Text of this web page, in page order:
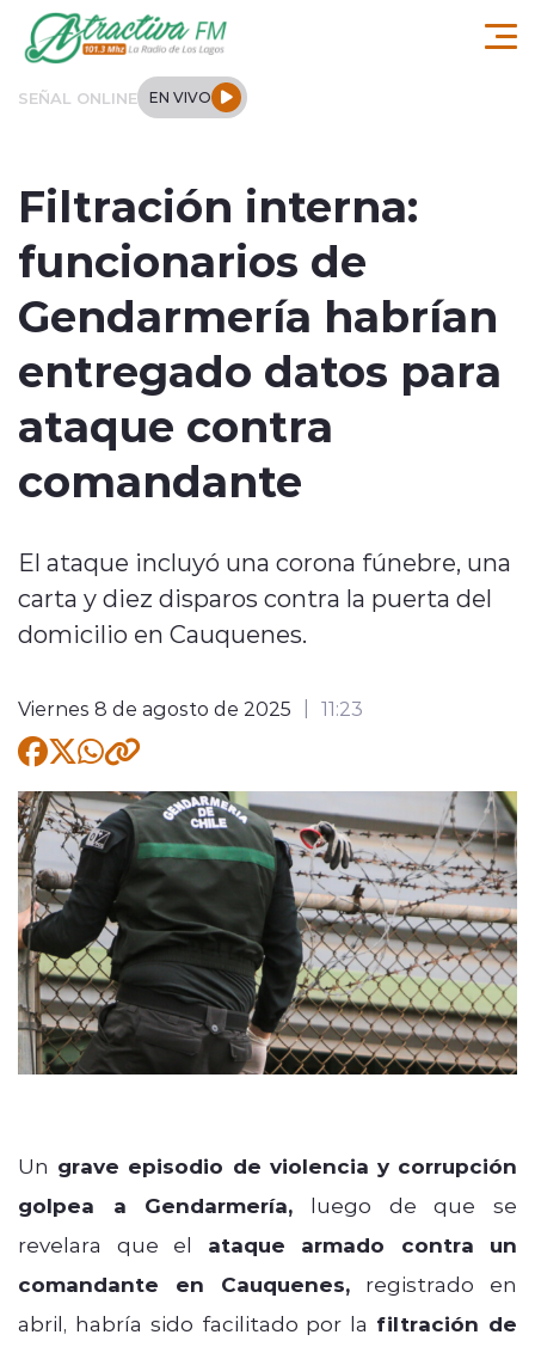
Click acá para ir directamente al contenido
SEÑAL ONLINE EN VIVO
Quienes Somos
Filtración interna:
funcionarios de
Gendarmería habrían
entregado datos para
ataque contra
comandante
El ataque incluyó una corona fúnebre, una
carta y diez disparos contra la puerta del
domicilio en Cauquenes.
Viernes 8 de agosto de 2025 11:23
Un grave episodio de violencia y corrupción
golpea a Gendarmería, luego de que se
revelara que el ataque armado contra un
comandante en Cauquenes, registrado en
abril, habría sido facilitado por la filtración de